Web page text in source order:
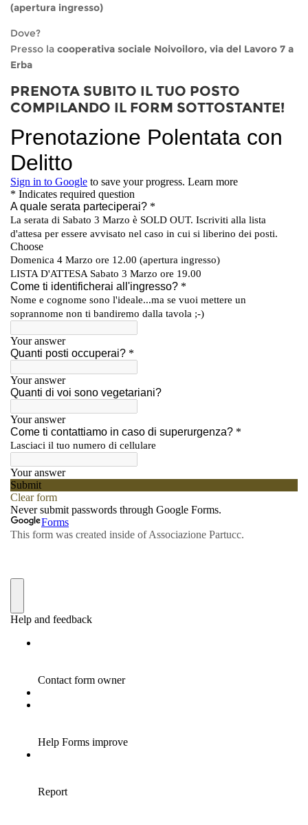
(apertura ingresso)
Dove?
Presso la cooperativa sociale Noivoiloro, via del Lavoro 7 a
Erba
PRENOTA SUBITO IL TUO POSTO
COMPILANDO IL FORM SOTTOSTANTE!